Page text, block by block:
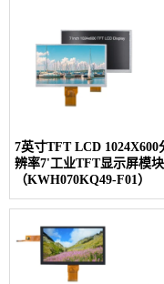
7英寸TFT LCD 1024X600
辨率7'工业TFT显示屏模块
（KWH070KQ49-F01）